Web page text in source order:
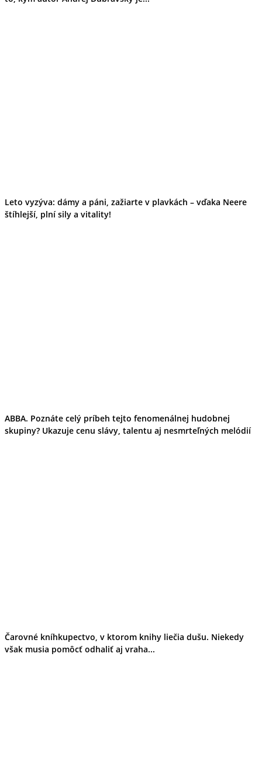
Leto vyzýva: dámy a páni, zažiarte v plavkách – vďaka Neere
štíhlejší, plní sily a vitality!
ABBA. Poznáte celý príbeh tejto fenomenálnej hudobnej
skupiny? Ukazuje cenu slávy, talentu aj nesmrteľných melódií
Čarovné kníhkupectvo, v ktorom knihy liečia dušu. Niekedy
však musia pomôcť odhaliť aj vraha...